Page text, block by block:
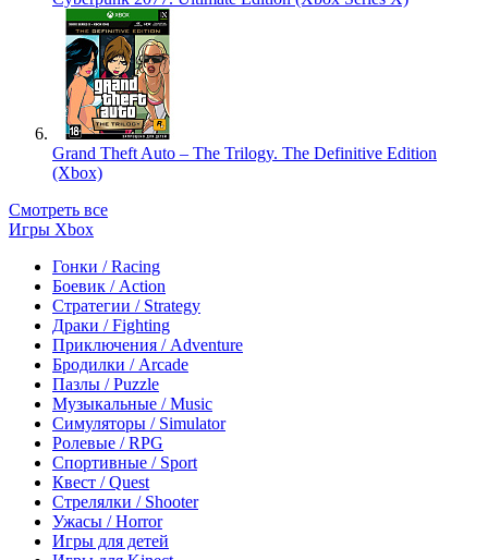
Grand Theft Auto – The Trilogy. The Definitive Edition
(Xbox)
Смотреть все
Игры Xbox
Гонки / Racing
Боевик / Action
Стратегии / Strategy
Драки / Fighting
Приключения / Adventure
Бродилки / Arcade
Пазлы / Puzzle
Музыкальные / Music
Симуляторы / Simulator
Ролевые / RPG
Спортивные / Sport
Квест / Quest
Стрелялки / Shooter
Ужасы / Horror
Игры для детей